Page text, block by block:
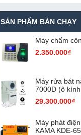
SẢN PHẨM BÁN CHẠY
Máy chấm
2.350.000₫
Máy rửa bát
7000D (ô
29.300.000₫
Máy phát
KAMA KDE-